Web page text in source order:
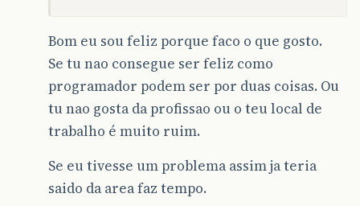
Bom eu sou feliz porque faco o que gosto.
Se tu nao consegue ser feliz como
programador podem ser por duas coisas. Ou
tu nao gosta da profissao ou o teu local de
trabalho é muito ruim.
Se eu tivesse um problema assim ja teria
saido da area faz tempo.